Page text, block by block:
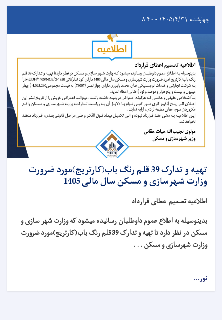
چهارشنبه ۱۴۰۵/۴/۳۱ - ۸:۴۰
تهیه و تدارک 39 قلم رنگ باب(کارتریج)مورد ضرورت
وزارت شهرسازی و مسکن سال مالی 1405
اطلاعیه تصمیم اعطای قرارداد
بدینوسیله به اطلاع عموم داوطلبان رسانیده میشود که وزارت شهر سازی و
مسکن در نظر دارد تا تهیه و تدارک 39 قلم رنگ باب(کارتریج)مورد ضرورت
وزارت شهرسازی و مسکن . . .
نور...